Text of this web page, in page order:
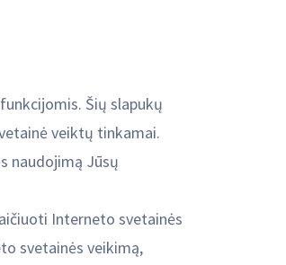
Šių slapukų
veiktų tinkamai.
naudojimą Jūsų
Interneto svetainės
svetainės veikimą,